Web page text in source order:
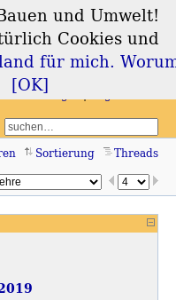
und
Sortierung
Threads
und Umwelt!
Cookies und
für mich.
[OK]